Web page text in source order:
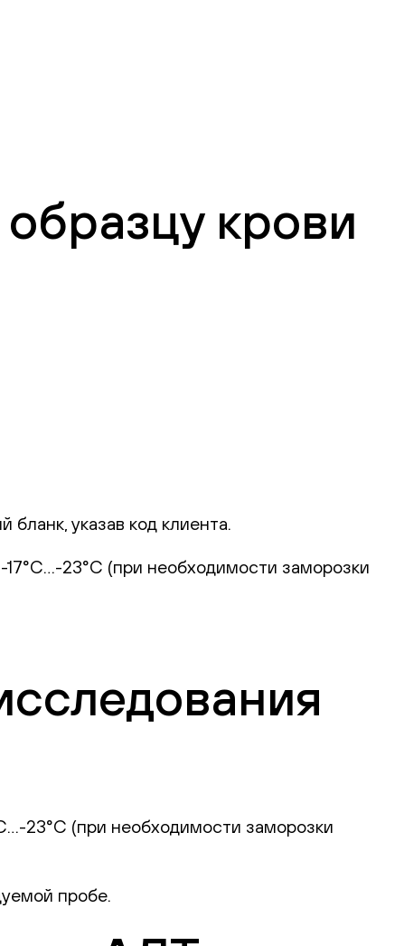
крови
указав код клиента.
17°С…-23°С (при необходимости заморозки
23°С (при необходимости заморозки
пробе.